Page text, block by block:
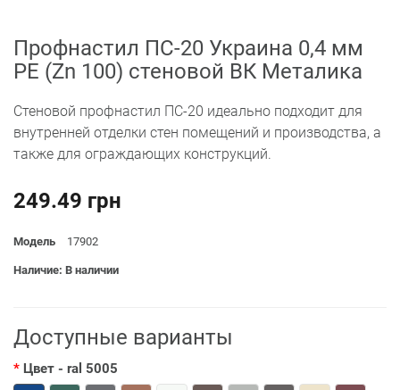
Профнастил ПС-20 Украина 0,4 мм
РЕ (Zn 100) стеновой ВК Металика
Стеновой профнастил ПС-20 идеально подходит для
внутренней отделки стен помещений и производства, а
также для ограждающих конструкций.
249.49 грн
Модель 17902
Наличие: В наличии
Доступные варианты
Цвет - ral 5005